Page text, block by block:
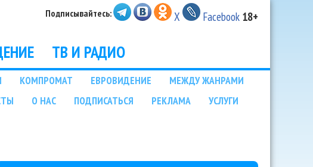
Подписывайтесь: X Facebook 18+
ТВ И РАДИО
КОМПРОМАТ ЕВРОВИДЕНИЕ
МЕЖДУ ЖАНРАМИ
О НАС ПОДПИСАТЬСЯ РЕКЛАМА
УСЛУГИ